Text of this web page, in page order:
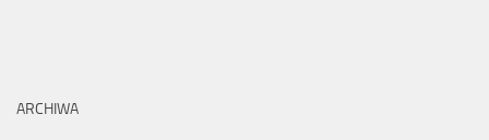
ARCHIWA